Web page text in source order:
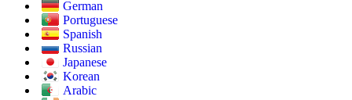
German
Portuguese
Spanish
Russian
Japanese
Korean
Arabic